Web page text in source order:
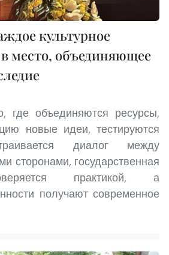
культурное
место, объединяющее
где объединяются ресурсы,
новые идеи, тестируются
диалог между
сторонами, государственная
практикой, а
получают современное